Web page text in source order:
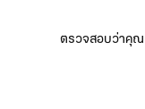
ตรวจสอบว่าคุณ